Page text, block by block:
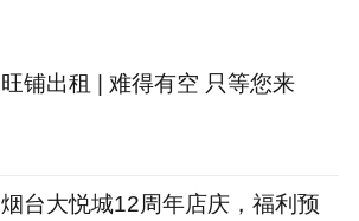
旺铺出租 | 难得有空 只等您来
烟台大悦城12周年店庆，福利预